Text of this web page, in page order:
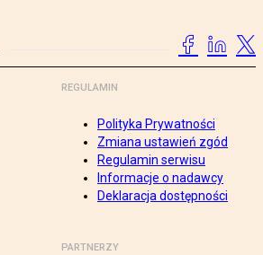
REGULAMIN
Polityka Prywatności
Zmiana ustawień zgód
Regulamin serwisu
Informacje o nadawcy
Deklaracja dostępności
PARTNERZY